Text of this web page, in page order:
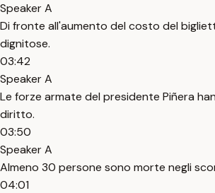
Speaker A
Di fronte all'aumento del costo del
dignitose.
03:42
Speaker A
Le forze armate del presidente Piñera
diritto.
03:50
Speaker A
Almeno 30 persone sono morte negli
04:01